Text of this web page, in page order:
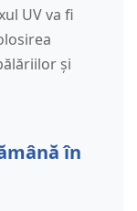
UV va fi
și
în